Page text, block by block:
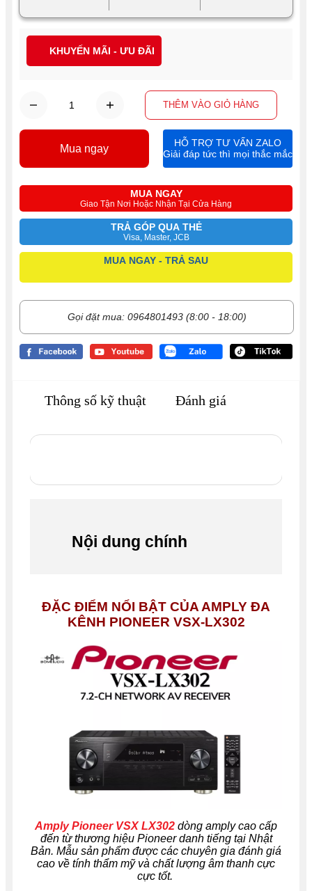
THÊM VÀO GIỎ HÀNG
MUA NGAY
Giao Tận Nơi Hoặc Nhận Tại Cửa Hàng
TRẢ GÓP QUA THẺ
Visa, Master, JCB
MUA NGAY - TRẢ SAU
Gọi đặt mua: 0964801493 (8:00 - 18:00)
Mua ngay
HỖ TRỢ TƯ VẤN ZALO
Giải đáp tức thì mọi thắc mắc
KHUYẾN MÃI - ƯU ĐÃI
Thông số kỹ thuật Đánh giá
Nội dung chính
ĐẶC ĐIỂM NỔI BẬT CỦA AMPLY ĐA
KÊNH PIONEER VSX-LX302
Amply Pioneer VSX LX302 dòng amply cao cấp
đến từ thương hiệu Pioneer danh tiếng tại Nhật
Bản. Mẫu sản phẩm được các chuyên gia đánh giá
cao về tính thẩm mỹ và chất lượng âm thanh cực
cực tốt.